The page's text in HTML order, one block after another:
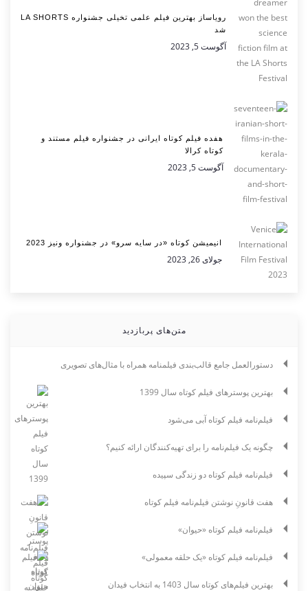
رویاساز بهترین فیلم علمی تخیلی جشنواره LA SHORTS
شد
آگوست 5, 2023
هفده فیلم کوتاه ایرانی در جشنواره فیلم مستند و
کوتاه کرالا
آگوست 5, 2023
انیمیشن کوتاه «در سایه سرو» در جشنواره ونیز 2023
جولای 26, 2023
متن‌های پربازدید
دستورالعمل جامع قالب‌بندی فیلمنامه همراه با مثال‌های تصویری
بهترین پوسترهای فیلم کوتاه سال 1399
فیلم‌نامه فیلم کوتاه آبی می‌شود
چگونه یک فیلم‌نامه را برای تهیه‌کنندگان ارائه کنیم؟
فیلم‌نامه فیلم کوتاه دو زندگی سپیده
هفت قانونِ نوشتن فیلم‌نامه فیلم کوتاه
فیلم‌نامه فیلم کوتاه «حیوان»
فیلم‌نامه فیلم کوتاه «یک حلقه معمولی»
بهترین فیلم‌های کوتاه سال 1403 به انتخاب فیدان